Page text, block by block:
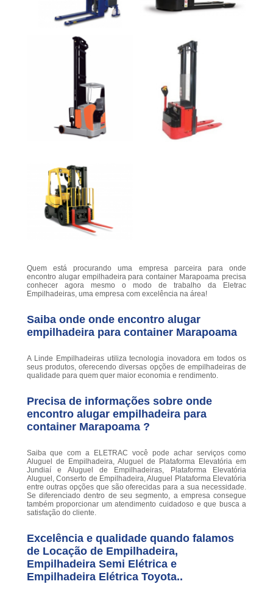
Quem está procurando uma empresa parceira para onde
encontro alugar empilhadeira para container Marapoama precisa
conhecer agora mesmo o modo de trabalho da Eletrac
Empilhadeiras, uma empresa com excelência na área!
Saiba onde onde encontro alugar
empilhadeira para container Marapoama
A Linde Empilhadeiras utiliza tecnologia inovadora em todos os
seus produtos, oferecendo diversas opções de empilhadeiras de
qualidade para quem quer maior economia e rendimento.
Precisa de informações sobre onde
encontro alugar empilhadeira para
container Marapoama ?
Saiba que com a ELETRAC você pode achar serviços como
Aluguel de Empilhadeira, Aluguel de Plataforma Elevatória em
Jundiaí e Aluguel de Empilhadeiras, Plataforma Elevatória
Aluguel, Conserto de Empilhadeira, Aluguel Plataforma Elevatória
entre outras opções que são oferecidas para a sua necessidade.
Se diferenciado dentro de seu segmento, a empresa consegue
também proporcionar um atendimento cuidadoso e que busca a
satisfação do cliente.
Excelência e qualidade quando falamos
de Locação de Empilhadeira,
Empilhadeira Semi Elétrica e
Empilhadeira Elétrica Toyota..